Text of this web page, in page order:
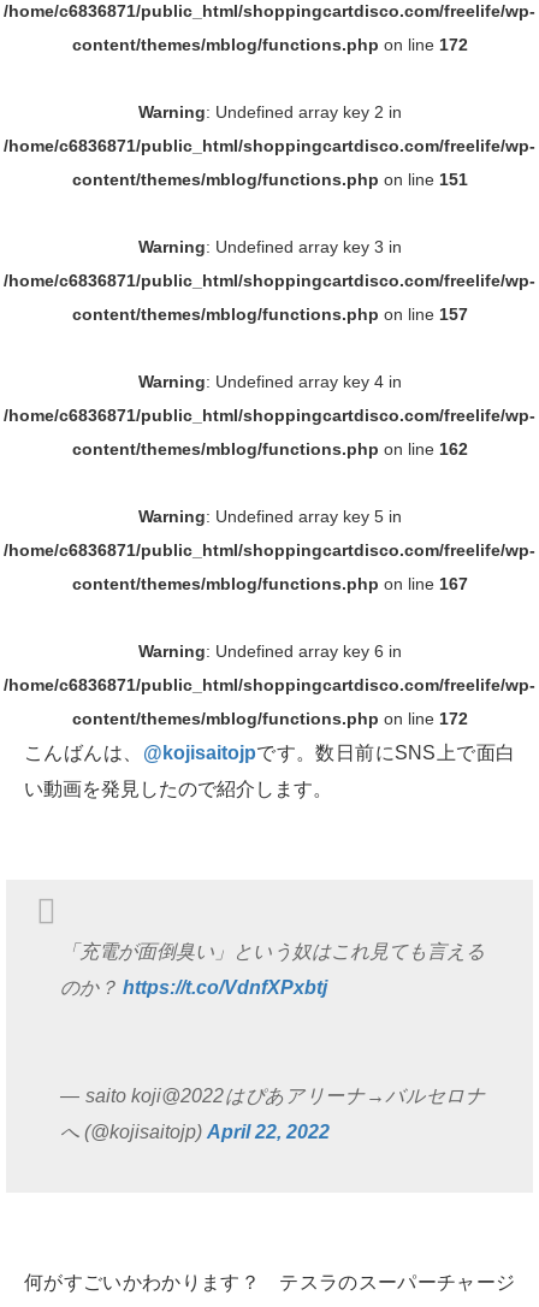
/home/c6836871/public_html/shoppingcartdisco.com/freelife/wp-
content/themes/mblog/functions.php on line 172
Warning: Undefined array key 2 in
/home/c6836871/public_html/shoppingcartdisco.com/freelife/wp-
content/themes/mblog/functions.php on line 151
Warning: Undefined array key 3 in
/home/c6836871/public_html/shoppingcartdisco.com/freelife/wp-
content/themes/mblog/functions.php on line 157
Warning: Undefined array key 4 in
/home/c6836871/public_html/shoppingcartdisco.com/freelife/wp-
content/themes/mblog/functions.php on line 162
Warning: Undefined array key 5 in
/home/c6836871/public_html/shoppingcartdisco.com/freelife/wp-
content/themes/mblog/functions.php on line 167
Warning: Undefined array key 6 in
/home/c6836871/public_html/shoppingcartdisco.com/freelife/wp-
content/themes/mblog/functions.php on line 172
こんばんは、 @kojisaitojpです。数日前にSNS上で面白
い動画を発見したので紹介します。
「充電が面倒臭い」という奴はこれ見ても言える
のか？ https://t.co/VdnfXPxbtj
— saito koji@2022はぴあアリーナ→バルセロナ
へ (@kojisaitojp) April 22, 2022
何がすごいかわかります？ テスラのスーパーチャージ